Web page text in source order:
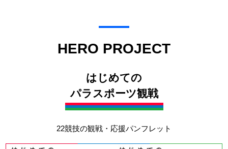
HERO PROJECT
はじめての
パラスポーツ観戦
22競技の観戦・応援パンフレット